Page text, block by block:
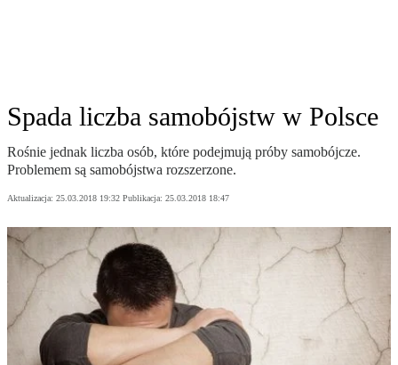
Spada liczba samobójstw w Polsce
Rośnie jednak liczba osób, które podejmują próby samobójcze.
Problemem są samobójstwa rozszerzone.
Aktualizacja: 25.03.2018 19:32 Publikacja: 25.03.2018 18:47